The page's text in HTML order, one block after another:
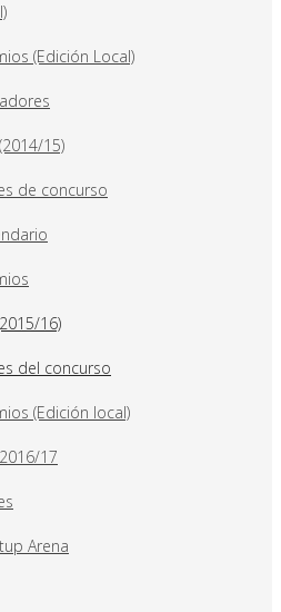
(Edición Local)
15)
de concurso
16)
del concurso
(Edición local)
17
Arena